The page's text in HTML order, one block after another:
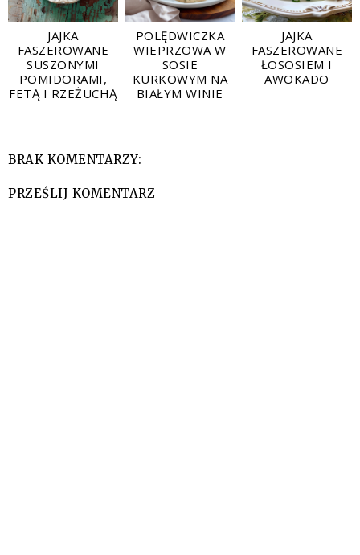
JAJKA
FASZEROWANE
SUSZONYMI
POMIDORAMI,
FETĄ I RZEŻUCHĄ
POLĘDWICZKA
WIEPRZOWA W
SOSIE
KURKOWYM NA
BIAŁYM WINIE
JAJKA
FASZEROWANE
ŁOSOSIEM I
AWOKADO
BRAK KOMENTARZY:
PRZEŚLIJ KOMENTARZ